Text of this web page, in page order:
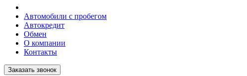
Автомобили с пробегом
Автокредит
Обмен
О компании
Контакты
Заказать звонок